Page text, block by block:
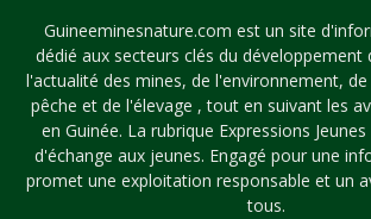
Guineeminesnature.com est un site
dédié aux secteurs clés du développement
l'actualité des mines, de l'environnement,
pêche et de l'élevage , tout en suivant les
en Guinée. La rubrique Expressions
d'échange aux jeunes. Engagé pour une
promet une exploitation responsable et un
tous.